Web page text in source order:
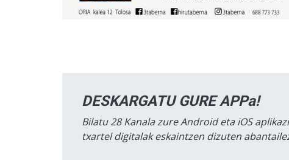
DESKARGATU GURE APPa!
Bilatu 28 Kanala zure Android eta iOS
txartel digitalak eskaintzen dizuten